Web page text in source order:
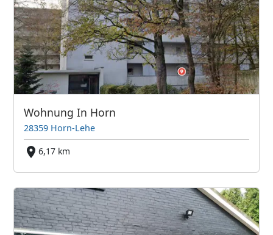
Wohnung In Horn
28359 Horn-Lehe
6,17 km